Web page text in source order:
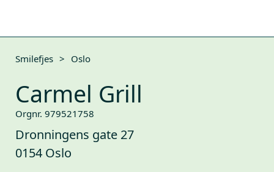
Smilefjes > Oslo
Carmel Grill
Orgnr. 979521758
Dronningens gate 27
0154 Oslo